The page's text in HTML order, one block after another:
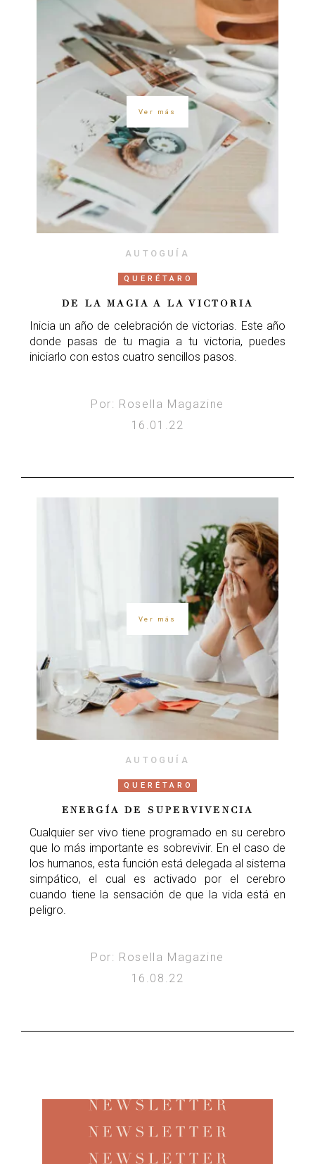
Ver más
AUTOGUÍA
QUERÉTARO
DE LA MAGIA A LA VICTORIA
Inicia un año de celebración de victorias. Este año
donde pasas de tu magia a tu victoria, puedes
iniciarlo con estos cuatro sencillos pasos.
Por: Rosella Magazine
16.01.22
Ver más
AUTOGUÍA
QUERÉTARO
ENERGÍA DE SUPERVIVENCIA
Cualquier ser vivo tiene programado en su cerebro
que lo más importante es sobrevivir. En el caso de
los humanos, esta función está delegada al sistema
simpático, el cual es activado por el cerebro
cuando tiene la sensación de que la vida está en
peligro.
Por: Rosella Magazine
16.08.22